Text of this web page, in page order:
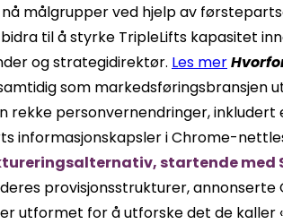
målgrupper ved hjelp av
bidra til å styrke TripleLifts kapasitet
og strategidirektør. Les mer
som markedsføringsbransjen
rekke personvernendringer,
informasjonskapsler i Chrome-
startende med
provisjonsstrukturer, annonserte
utformet for å utforske det de kaller